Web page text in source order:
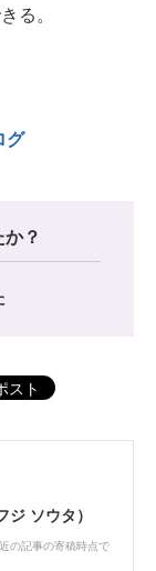
る。
グ
？
スト
ソウタ）
の記事の寄稿時点で